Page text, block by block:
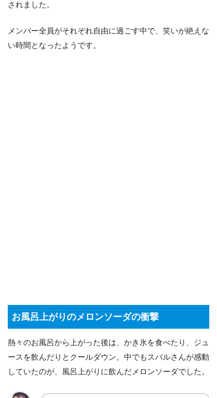
されました。
メンバー全員がそれぞれ自由に過ごす中で、笑いが絶えな
い時間となったようです。
お風呂上がりのメロンソーダの衝撃
熱々のお風呂から上がった後は、かき氷を食べたり、ジュ
ースを飲んだりとクールダウン。中でもスバルさんが感動
していたのが、風呂上がりに飲んだメロンソーダでした。